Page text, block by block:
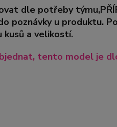
dle potřeby
poznávky u produktu.
a velikostí.
tento model je